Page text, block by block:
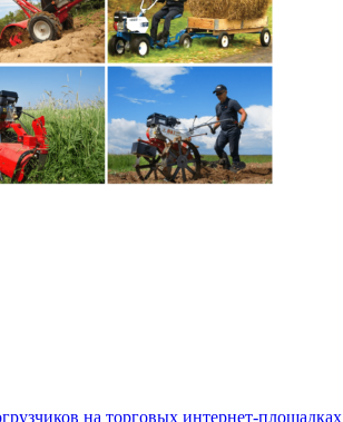
на торговых интернет-площадках